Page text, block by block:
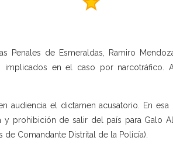
Penales de Esmeraldas, Ramiro
en el caso por narcotráfico.
audiencia el dictamen acusatorio. En
prohibición de salir del país para Galo
Comandante Distrital de la Policía).